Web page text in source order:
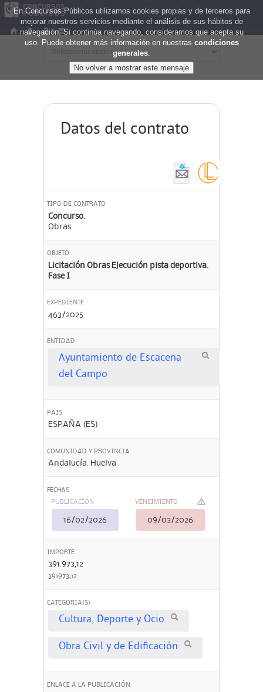
Datos del contrato
TIPO DE CONTRATO
Concurso.
Obras
OBJETO
Licitación Obras Ejecución pista deportiva.
Fase I
EXPEDIENTE
463/2025
ENTIDAD
Ayuntamiento de Escacena
del Campo
PAIS
ESPAÑA (ES)
COMUNIDAD Y PROVINCIA
Andalucía. Huelva
FECHAS
PUBLICACIÓN
16/02/2026
VENCIMIENTO
09/03/2026
IMPORTE
391.973,12
391973,12
CATEGORIA(S)
Cultura, Deporte y Ocio
Obra Civil y de Edificación
ENLACE A LA PUBLICACIÓN
En Concursos Públicos utilizamos cookies propias y de terceros para
mejorar nuestros servicios mediante el análisis de sus hábitos de
navegación. Si continúa navegando, consideramos que acepta su
uso. Puede obtener más información en nuestras condiciones
generales.